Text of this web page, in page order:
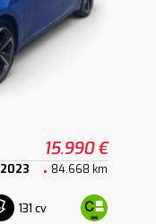
15.990 €
2023 84.668 km
131 cv